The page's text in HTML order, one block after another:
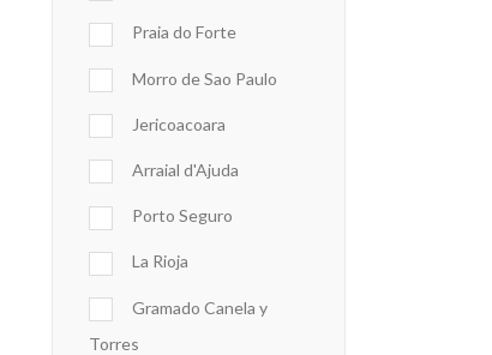
Praia do Forte
Morro de Sao Paulo
Jericoacoara
Arraial d'Ajuda
Porto Seguro
La Rioja
Gramado Canela y
Torres